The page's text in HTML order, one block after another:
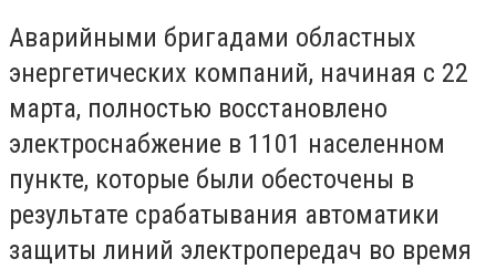
Аварийными бригадами областных
энергетических компаний, начиная с 22
марта, полностью восстановлено
электроснабжение в 1101 населенном
пункте, которые были обесточены в
результате срабатывания автоматики
защиты линий электропередач во время